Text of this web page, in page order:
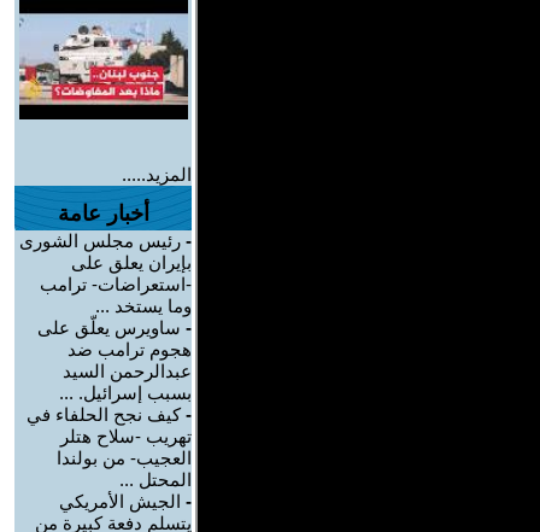
المزيد.....
أخبار عامة
- رئيس مجلس الشورى
بإيران يعلق على
-استعراضات- ترامب
وما يستخد ...
- ساويرس يعلّق على
هجوم ترامب ضد
عبدالرحمن السيد
بسبب إسرائيل. ...
-كيف نجح الحلفاء في
تهريب -سلاح هتلر
العجيب- من بولندا
المحتل ...
- الجيش الأمريكي
يتسلم دفعة كبيرة من